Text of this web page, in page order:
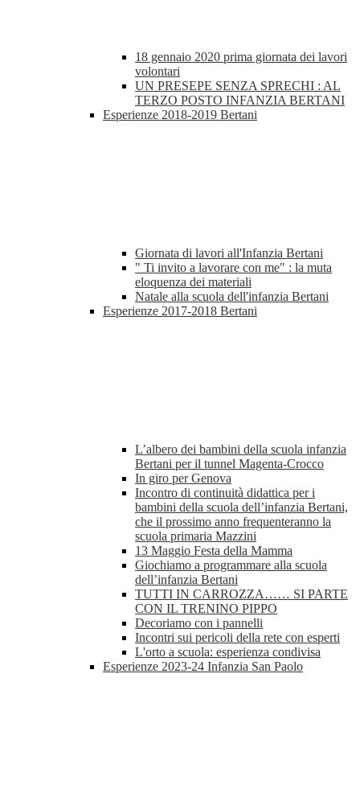
18 gennaio 2020 prima giornata dei lavori
volontari
UN PRESEPE SENZA SPRECHI : AL
TERZO POSTO INFANZIA BERTANI
Esperienze 2018-2019 Bertani
Giornata di lavori all'Infanzia Bertani
" Ti invito a lavorare con me" : la muta
eloquenza dei materiali
Natale alla scuola dell'infanzia Bertani
Esperienze 2017-2018 Bertani
L’albero dei bambini della scuola infanzia
Bertani per il tunnel Magenta-Crocco
In giro per Genova
Incontro di continuità didattica per i
bambini della scuola dell’infanzia Bertani,
che il prossimo anno frequenteranno la
scuola primaria Mazzini
13 Maggio Festa della Mamma
Giochiamo a programmare alla scuola
dell’infanzia Bertani
TUTTI IN CARROZZA…… SI PARTE
CON IL TRENINO PIPPO
Decoriamo con i pannelli
Incontri sui pericoli della rete con esperti
L'orto a scuola: esperienza condivisa
Esperienze 2023-24 Infanzia San Paolo